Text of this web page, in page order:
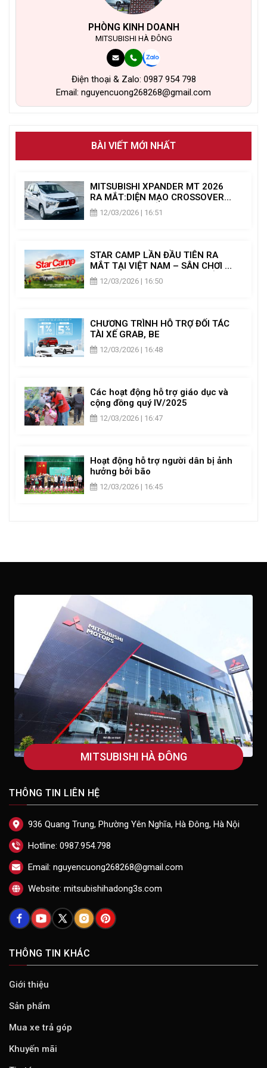
PHÒNG KINH DOANH
MITSUBISHI HÀ ĐÔNG
Điện thoại & Zalo: 0987 954 798
Email: nguyencuong268268@gmail.com
BÀI VIẾT MỚI NHẤT
MITSUBISHI XPANDER MT 2026
RA MẮT:DIỆN MẠO CROSSOVER
MỚI & NÂNG CẤP TIỆN NGHI
12/03/2026 | 16:51
STAR CAMP LẦN ĐẦU TIÊN RA
MẮT TẠI VIỆT NAM – SÂN CHƠI DÃ
NGOẠI DÀNH RIÊNG CHO CHỦ XE
MITSUBISHI
12/03/2026 | 16:50
CHƯƠNG TRÌNH HỖ TRỢ ĐỐI TÁC
TÀI XẾ GRAB, BE
12/03/2026 | 16:48
Các hoạt động hỗ trợ giáo dục và
cộng đồng quý IV/2025
12/03/2026 | 16:47
Hoạt động hỗ trợ người dân bị ảnh
hưởng bởi bão
12/03/2026 | 16:45
MITSUBISHI HÀ ĐÔNG
THÔNG TIN LIÊN HỆ
936 Quang Trung, Phường Yên Nghĩa, Hà Đông, Hà Nội
Hotline: 0987.954.798
Email: nguyencuong268268@gmail.com
Website: mitsubishihadong3s.com
THÔNG TIN KHÁC
Giới thiệu
Sản phẩm
Mua xe trả góp
Khuyến mãi